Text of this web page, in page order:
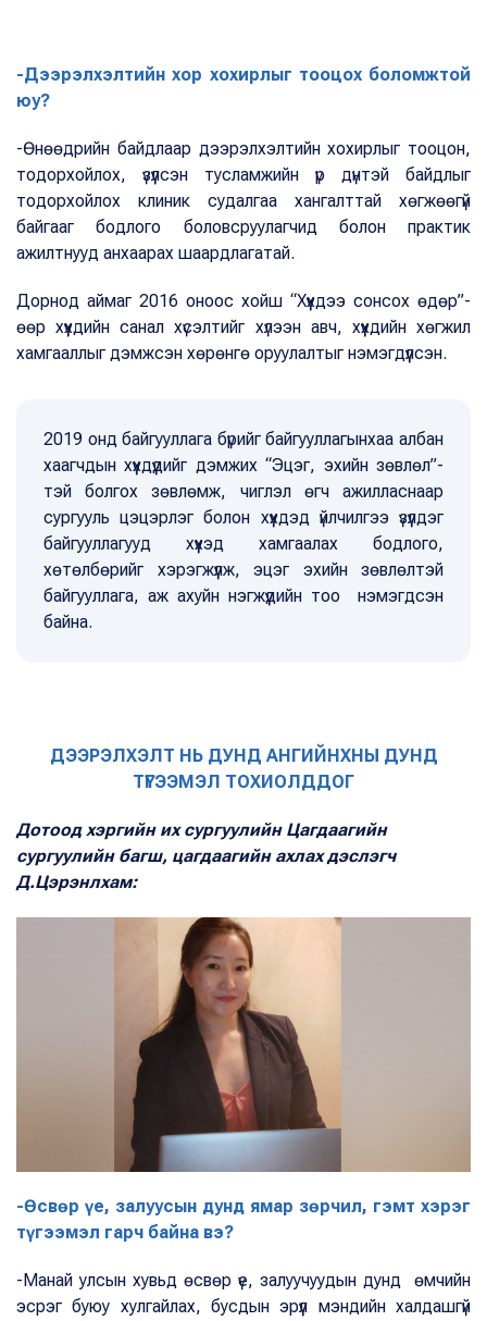
-Дээрэлхэлтийн хор хохирлыг тооцох боломжтой
юу?
-Өнөөдрийн байдлаар дээрэлхэлтийн хохирлыг тооцон,
тодорхойлох, үзүүлсэн тусламжийн үр дүнтэй байдлыг
тодорхойлох клиник судалгаа хангалттай хөгжөөгүй
байгааг бодлого боловсруулагчид болон практик
ажилтнууд анхаарах шаардлагатай.
Дорнод аймаг 2016 оноос хойш “Хүүхдээ сонсох өдөр”-
өөр хүүхдийн санал хүсэлтийг хүлээн авч, хүүхдийн хөгжил
хамгааллыг дэмжсэн хөрөнгө оруулалтыг нэмэгдүүлсэн.
2019 онд байгууллага бүрийг байгууллагынхаа албан
хаагчдын хүүхдүүдийг дэмжих “Эцэг, эхийн зөвлөл”-
тэй болгох зөвлөмж, чиглэл өгч ажилласнаар
сургууль цэцэрлэг болон хүүхдэд үйлчилгээ үзүүлдэг
байгууллагууд хүүхэд хамгаалах бодлого,
хөтөлбөрийг хэрэгжүүлж, эцэг эхийн зөвлөлтэй
байгууллага, аж ахуйн нэгжүүдийн тоо нэмэгдсэн
байна.
ДЭЭРЭЛХЭЛТ НЬ ДУНД АНГИЙНХНЫ ДУНД
ТҮГЭЭМЭЛ ТОХИОЛДДОГ
Дотоод хэргийн их сургуулийн Цагдаагийн
сургуулийн багш, цагдаагийн ахлах дэслэгч
Д.Цэрэнлхам:
-Өсвөр үе, залуусын дунд ямар зөрчил, гэмт хэрэг
түгээмэл гарч байна вэ?
-Манай улсын хувьд өсвөр үе, залуучуудын дунд өмчийн
эсрэг буюу хулгайлах, бусдын эрүүл мэндийн халдашгүй